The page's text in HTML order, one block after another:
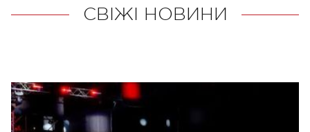
СВІЖІ НОВИНИ